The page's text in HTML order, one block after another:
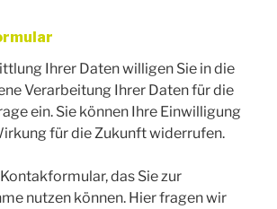
Ihrer Daten willigen Sie in die
Verarbeitung Ihrer Daten für die
ein. Sie können Ihre Einwilligung
für die Zukunft widerrufen.
das Sie zur
nutzen können. Hier fragen wir